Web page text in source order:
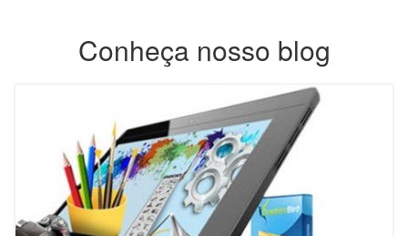
Conheça nosso blog